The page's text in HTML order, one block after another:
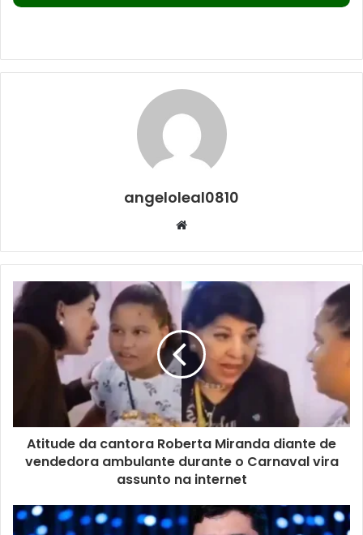
angeloleal0810
Website
Atitude da cantora Roberta Miranda diante de
vendedora ambulante durante o Carnaval vira
assunto na internet